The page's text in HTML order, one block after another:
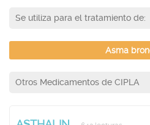
Se utiliza para el tratamiento de:
Asma
Otros Medicamentos de CIPLA